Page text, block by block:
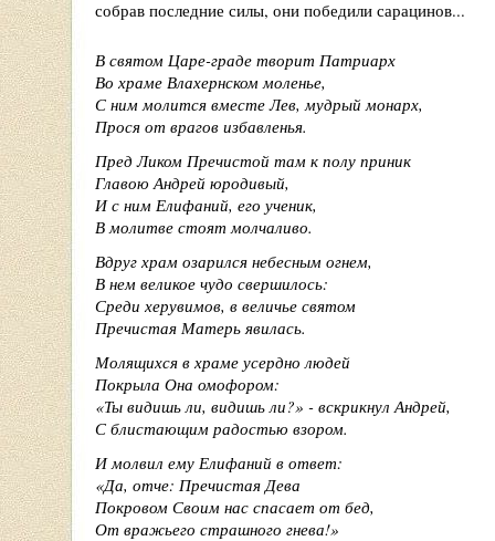
собрав последние силы, они победили сарацинов...
В святом Царе-граде творит Патриарх
Во храме Влахернском моленье,
С ним молится вместе Лев, мудрый монарх,
Прося от врагов избавленья.
Пред Ликом Пречистой там к полу приник
Главою Андрей юродивый,
И с ним Елифаний, его ученик,
В молитве стоят молчаливо.
Вдруг храм озарился небесным огнем,
В нем великое чудо свершилось:
Среди херувимов, в величье святом
Пречистая Матерь явилась.
Молящихся в храме усердно людей
Покрыла Она омофором:
«Ты видишь ли, видишь ли?» - вскрикнул Андрей,
С блистающим радостью взором.
И молвил ему Елифаний в ответ:
«Да, отче: Пречистая Дева
Покровом Своим нас спасает от бед,
От вражьего страшного гнева!»